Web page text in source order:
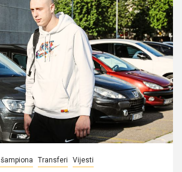
Transferi Vijesti